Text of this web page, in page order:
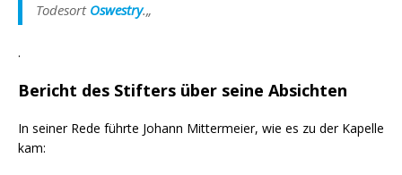
Todesort Oswestry.„
.
Bericht des Stifters über seine Absichten
In seiner Rede führte Johann Mittermeier, wie es zu der Kapelle
kam: